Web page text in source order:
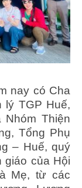
nay có Cha
lý TGP Huế,
Thiện
Tổng Phụ
– Huế, quý
giáo của Hội
Mẹ, từ các